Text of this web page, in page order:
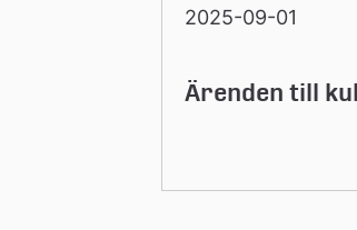
2025-09-01
Ärenden till